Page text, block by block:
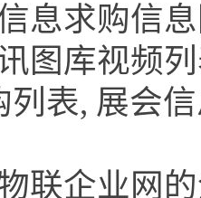
息求购信
图库视频
列表, 展会
联企业网